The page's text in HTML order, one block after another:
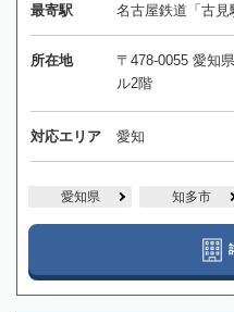
最寄駅 名古屋鉄道「古見
所在地
〒478-0055 愛知
ル2階
対応エリア 愛知
愛知県 知多市